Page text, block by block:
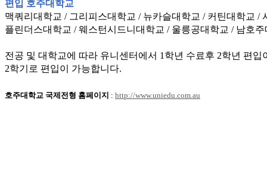
편입 호주대학교
맥쿼리대학교 / 그리피스대학교 / 뉴카슬대학교 / 커틴대학교 /
플린더스대학교 / 웨스턴시드니대학교 / 울릉공대학교 / 남호
전공 및 대학교에 따라 유니센터에서 1학년 수료후 2학년 편
2학기로 편입이 가능합니다.
호주대학교 국제전형 홈페이지 : http://www.uniedu.com.au